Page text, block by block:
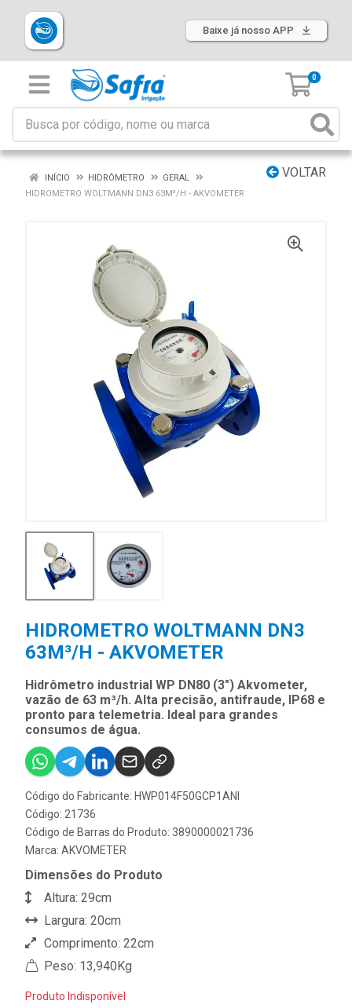
Baixe já nosso APP
0
VOLTAR
INÍCIO HIDRÔMETRO
GERAL
HIDROMETRO WOLTMANN DN3 63M³/H - AKVOMETER
HIDROMETRO WOLTMANN DN3
63M³/H - AKVOMETER
Hidrômetro industrial WP DN80 (3") Akvometer,
vazão de 63 m³/h. Alta precisão, antifraude, IP68 e
pronto para telemetria. Ideal para grandes
consumos de água.
Código do Fabricante: HWP014F50GCP1ANI
Código: 21736
Código de Barras do Produto: 3890000021736
Marca: AKVOMETER
Dimensões do Produto
Altura: 29cm
Largura: 20cm
Comprimento: 22cm
Peso: 13,940Kg
Produto Indisponível